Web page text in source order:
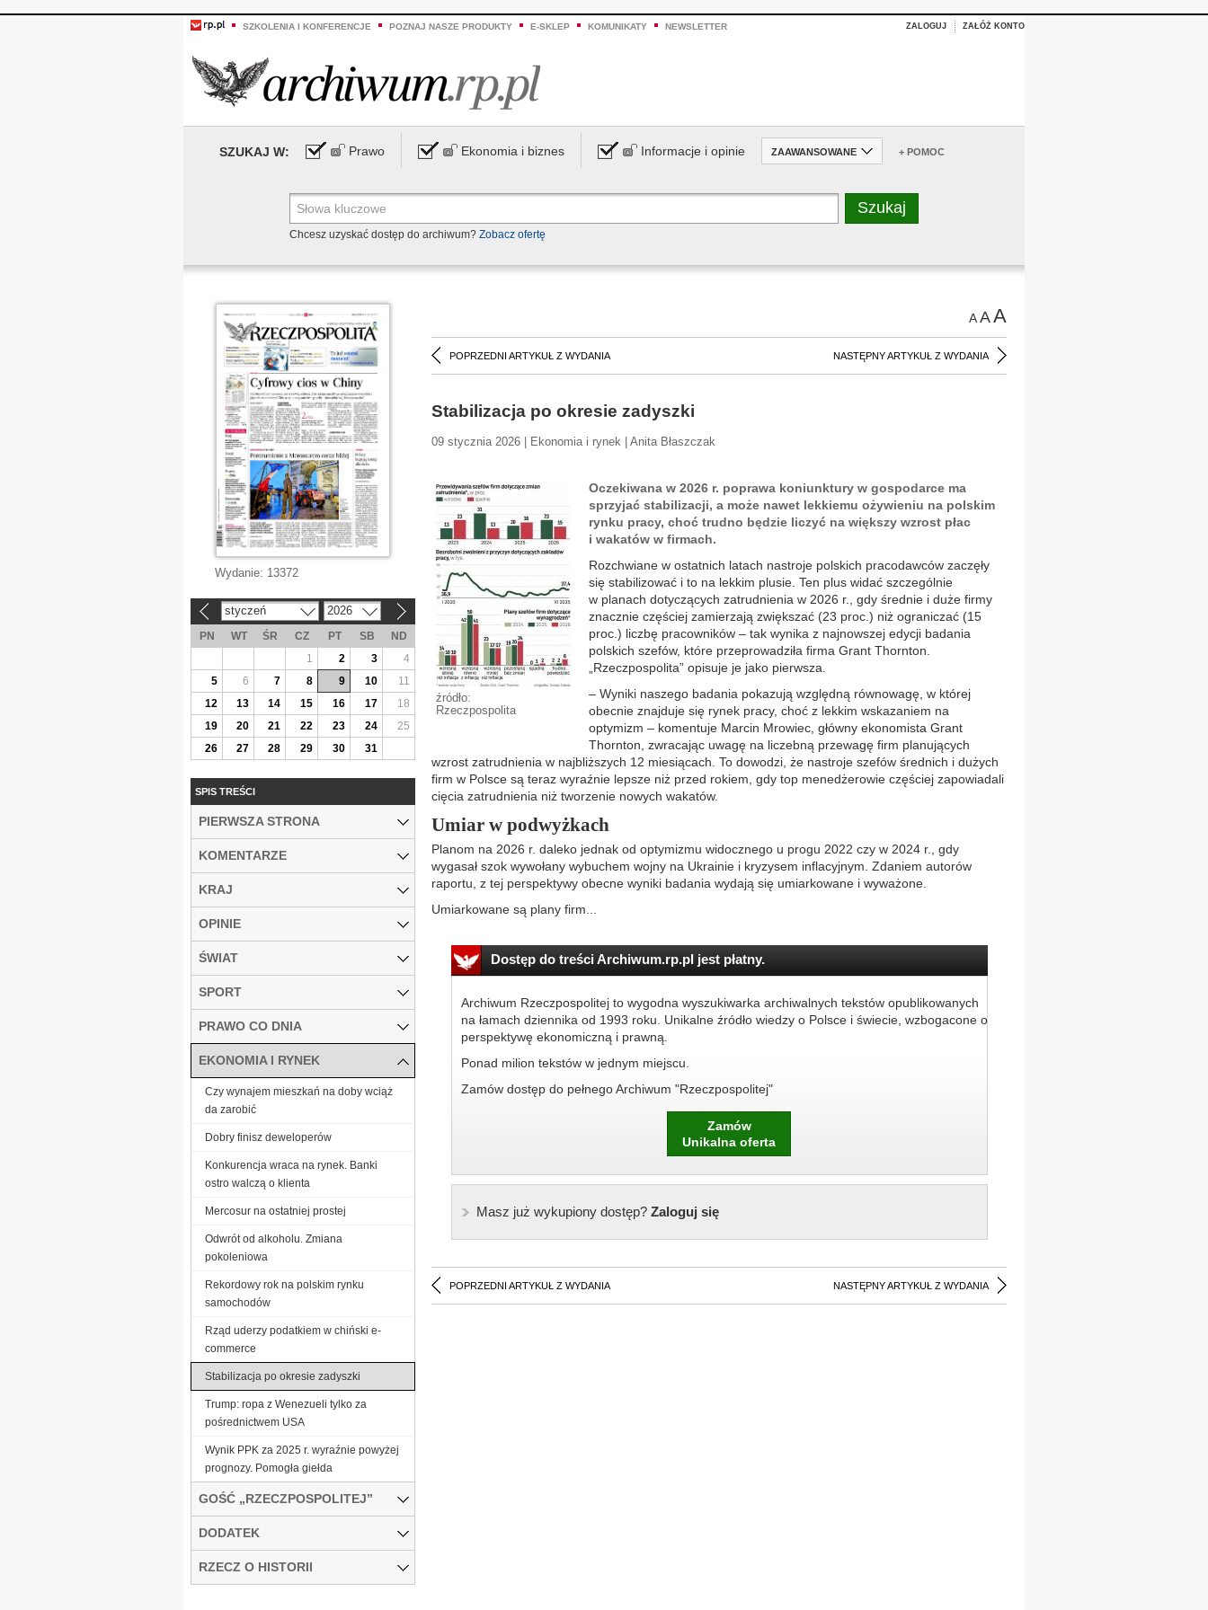
SZKOLENIA I KONFERENCJE POZNAJ NASZE PRODUKTY E-SKLEP KOMUNIKATY NEWSLETTER ZALOGUJ ZAŁÓŻ KONTO
SZUKAJ W: Prawo Ekonomia i biznes Informacje i opinie ZAAWANSOWANE + POMOC
Chcesz uzyskać dostęp do archiwum? Zobacz ofertę
AAA
POPRZEDNI ARTYKUŁ Z WYDANIA NASTĘPNY ARTYKUŁ Z WYDANIA
Stabilizacja po okresie zadyszki
09 stycznia 2026 | Ekonomia i rynek | Anita Błaszczak
źródło:
Rzeczpospolita
Oczekiwana w 2026 r. poprawa koniunktury w gospodarce ma
sprzyjać stabilizacji, a może nawet lekkiemu ożywieniu na polskim
rynku pracy, choć trudno będzie liczyć na większy wzrost płac
i wakatów w firmach.
Rozchwiane w ostatnich latach nastroje polskich pracodawców zaczęły
się stabilizować i to na lekkim plusie. Ten plus widać szczególnie
w planach dotyczących zatrudnienia w 2026 r., gdy średnie i duże firmy
znacznie częściej zamierzają zwiększać (23 proc.) niż ograniczać (15
proc.) liczbę pracowników – tak wynika z najnowszej edycji badania
polskich szefów, które przeprowadziła firma Grant Thornton.
„Rzeczpospolita” opisuje je jako pierwsza.
– Wyniki naszego badania pokazują względną równowagę, w której
obecnie znajduje się rynek pracy, choć z lekkim wskazaniem na
optymizm – komentuje Marcin Mrowiec, główny ekonomista Grant
Thornton, zwracając uwagę na liczebną przewagę firm planujących
wzrost zatrudnienia w najbliższych 12 miesiącach. To dowodzi, że nastroje szefów średnich i dużych
firm w Polsce są teraz wyraźnie lepsze niż przed rokiem, gdy top menedżerowie częściej zapowiadali
cięcia zatrudnienia niż tworzenie nowych wakatów.
Umiar w podwyżkach
Planom na 2026 r. daleko jednak od optymizmu widocznego u progu 2022 czy w 2024 r., gdy
wygasał szok wywołany wybuchem wojny na Ukrainie i kryzysem inflacyjnym. Zdaniem autorów
raportu, z tej perspektywy obecne wyniki badania wydają się umiarkowane i wyważone.
Umiarkowane są plany firm...
Dostęp do treści Archiwum.rp.pl jest płatny.
Archiwum Rzeczpospolitej to wygodna wyszukiwarka archiwalnych tekstów opublikowanych
na łamach dziennika od 1993 roku. Unikalne źródło wiedzy o Polsce i świecie, wzbogacone o
perspektywę ekonomiczną i prawną.
Ponad milion tekstów w jednym miejscu.
Zamów dostęp do pełnego Archiwum "Rzeczpospolitej"
Zamów
Unikalna oferta
Masz już wykupiony dostęp?Zaloguj się
POPRZEDNI ARTYKUŁ Z WYDANIA NASTĘPNY ARTYKUŁ Z WYDANIA
Wydanie: 13372
styczeń 2026
PN WT ŚR CZ PT SB
ND
1
2 3
4
5
6 7 8 9 10
11
12
13 14 15 16 17
18
19
20 21 22 23 24
25
26
27 28 29 30 31
SPIS TREŚCI
PIERWSZA STRONA
KOMENTARZE
KRAJ
OPINIE
ŚWIAT
SPORT
PRAWO CO DNIA
EKONOMIA I RYNEK
Czy wynajem mieszkań na doby wciąż
da zarobić
Dobry finisz deweloperów
Konkurencja wraca na rynek. Banki
ostro walczą o klienta
Mercosur na ostatniej prostej
Odwrót od alkoholu. Zmiana
pokoleniowa
Rekordowy rok na polskim rynku
samochodów
Rząd uderzy podatkiem w chiński e-
commerce
Stabilizacja po okresie zadyszki
Trump: ropa z Wenezueli tylko za
pośrednictwem USA
Wynik PPK za 2025 r. wyraźnie powyżej
prognozy. Pomogła giełda
GOŚĆ „RZECZPOSPOLITEJ”
DODATEK
RZECZ O HISTORII